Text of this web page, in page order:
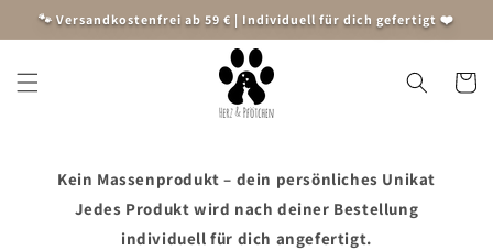
zum
Inhalt
🐾 Versandkostenfrei ab 59 € | Individuell für dich gefertigt ❤️
Kein Massenprodukt – dein persönliches Unikat
Jedes Produkt wird nach deiner Bestellung
individuell für dich angefertigt.